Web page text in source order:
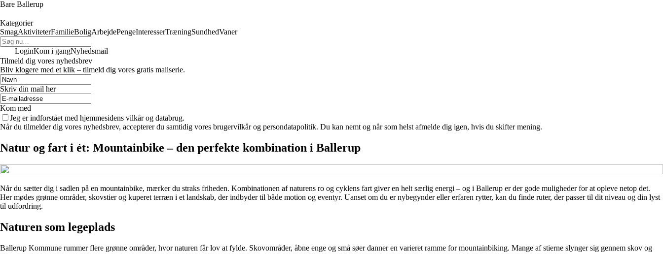
Bare Ballerup
Kategorier
SmagAktiviteterFamilieBoligArbejdePengeInteresserTræningSundhedVaner
LoginKom i gangNyhedsmail
Tilmeld dig vores nyhedsbrev
Bliv klogere med et klik – tilmeld dig vores gratis mailserie.
Skriv din mail her
Kom med
Jeg er indforstået med hjemmesidens vilkår og databrug.
Når du tilmelder dig vores nyhedsbrev, accepterer du samtidig vores brugervilkår og persondatapolitik. Du kan nemt og når som helst afmelde dig igen, hvis du skifter mening.
Natur og fart i ét: Mountainbike – den perfekte kombination i Ballerup
Når du sætter dig i sadlen på en mountainbike, mærker du straks friheden. Kombinationen af naturens ro og cyklens fart giver en helt særlig energi – og i Ballerup er der gode muligheder for at opleve netop det.
Her mødes grønne områder, skovstier og kuperet terræn i et landskab, der indbyder til både motion og eventyr. Uanset om du er nybegynder eller erfaren rytter, kan du finde ruter, der passer til dit niveau og din lyst
til udfordring.
Naturen som legeplads
Ballerup Kommune rummer flere grønne områder, hvor naturen får lov at fylde. Skovområder, åbne enge og små søer danner en varieret ramme for mountainbiking. Mange af stierne slynger sig gennem skov og